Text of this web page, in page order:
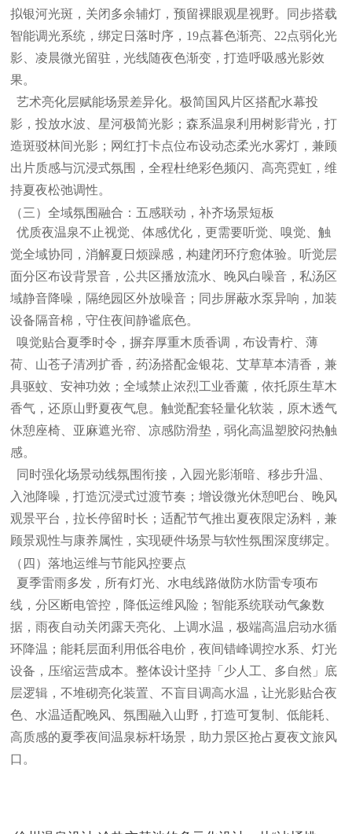
拟银河光斑，关闭多余辅灯，预留裸眼观星视野。同步搭载
智能调光系统，绑定日落时序，19点暮色渐亮、22点弱化光
影、凌晨微光留驻，光线随夜色渐变，打造呼吸感光影效
果。
艺术亮化层赋能场景差异化。极简国风片区搭配水幕投
影，投放水波、星河极简光影；森系温泉利用树影背光，打
造斑驳林间光影；网红打卡点位布设动态柔光水雾灯，兼顾
出片质感与沉浸式氛围，全程杜绝彩色频闪、高亮霓虹，维
持夏夜松弛调性。
（三）全域氛围融合：五感联动，补齐场景短板
优质夜温泉不止视觉、体感优化，更需要听觉、嗅觉、触
觉全域协同，消解夏日烦躁感，构建闭环疗愈体验。听觉层
面分区布设背景音，公共区播放流水、晚风白噪音，私汤区
域静音降噪，隔绝园区外放噪音；同步屏蔽水泵异响，加装
设备隔音棉，守住夜间静谧底色。
嗅觉贴合夏季时令，摒弃厚重木质香调，布设青柠、薄
荷、山苍子清冽扩香，药汤搭配金银花、艾草草本清香，兼
具驱蚊、安神功效；全域禁止浓烈工业香薰，依托原生草木
香气，还原山野夏夜气息。触觉配套轻量化软装，原木透气
休憩座椅、亚麻遮光帘、凉感防滑垫，弱化高温塑胶闷热触
感。
同时强化场景动线氛围衔接，入园光影渐暗、移步升温、
入池降噪，打造沉浸式过渡节奏；增设微光休憩吧台、晚风
观景平台，拉长停留时长；适配节气推出夏夜限定汤料，兼
顾景观性与康养属性，实现硬件场景与软性氛围深度绑定。
（四）落地运维与节能风控要点
夏季雷雨多发，所有灯光、水电线路做防水防雷专项布
线，分区断电管控，降低运维风险；智能系统联动气象数
据，雨夜自动关闭露天亮化、上调水温，极端高温启动水循
环降温；能耗层面利用低谷电价，夜间错峰调控水系、灯光
设备，压缩运营成本。整体设计坚持「少人工、多自然」底
层逻辑，不堆砌亮化装置、不盲目调高水温，让光影贴合夜
色、水温适配晚风、氛围融入山野，打造可复制、低能耗、
高质感的夏季夜间温泉标杆场景，助力景区抢占夏夜文旅风
口。